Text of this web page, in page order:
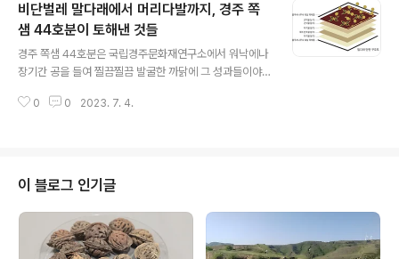
Korean archaeologists has discovered a fabric
mudguard decorated with flower petals with je
wel beetles at a tomb in..
비단벌레 말다래에서 머리다발까지, 경주 쪽
샘 44호분이 토해낸 것들
경주 쪽샘 44호분은 국립경주문화재연구소에서 워낙에나
장기간 공을 들여 찔끔찔끔 발굴한 까닭에 그 성과들이야
1천350일인가가 걸린 조사가 마침내 대단원을 고하는지
리를 마련하고는 기자님들 잔뜩 현지로 불려내렸다. 이 무
덤은 그 양식으로 보면 이른바 돌무지덧널무덤(이 용어 싸
구려지만 편의상 쓴다) 혹은 적석목곽분이라 해서 고신라
에 속한다. 암튼 이번 조사성과를 연구소는 세 가지로 정리
했으니 ▲ 비단벌레 꽃잎장식 직물 말다래 출현 ▲ 무덤 주
0 0 2023. 7. 4.
이 블로그 인기글